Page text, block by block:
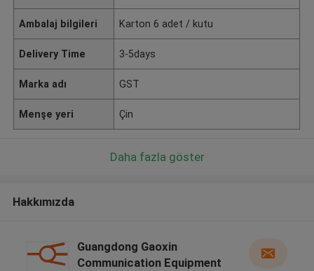
Ambalaj bilgileri Karton 6 adet / kutu
Delivery Time 3-5days
Marka adı GST
Menşe yeri Çin
Daha fazla göster
Hakkımızda
Guangdong Gaoxin
Communication Equipment